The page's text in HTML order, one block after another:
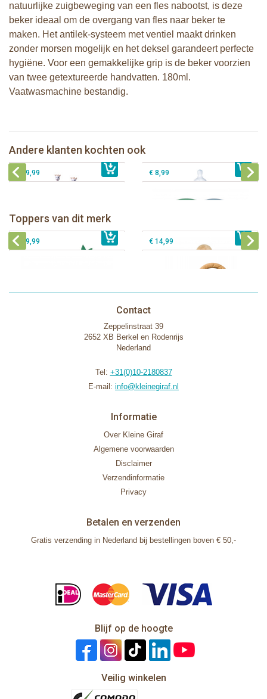
natuurlijke zuigbeweging van een fles nabootst, is deze
beker ideaal om de overgang van fles naar beker te
maken. Het antilek-systeem met ventiel maakt drinken
zonder morsen mogelijk en het deksel garandeert perfecte
hygiëne. Voor een gemakkelijke grip is de beker voorzien
van twee getextureerde handvatten. 180ml.
Vaatwasmachine bestandig.
Andere klanten kochten ook
€ 29,99
Sophie de giraf badmat met
temperatuur indicator
€ 29,99 € 8,99
Toppers van dit merk
€ 26,99
IEUF
Sophie de giraf Activity Wheel
€ 39,99 € 14,99
Contact
Zeppelinstraat 39
2652 XB Berkel en Rodenrijs
Nederland
Tel: +31(0)10-2180837
E-mail: info@kleinegiraf.nl
Informatie
Over Kleine Giraf
Algemene voorwaarden
Disclaimer
Verzendinformatie
Privacy
Betalen en verzenden
Gratis verzending in Nederland bij bestellingen boven € 50,-
Blijf op de hoogte
Veilig winkelen